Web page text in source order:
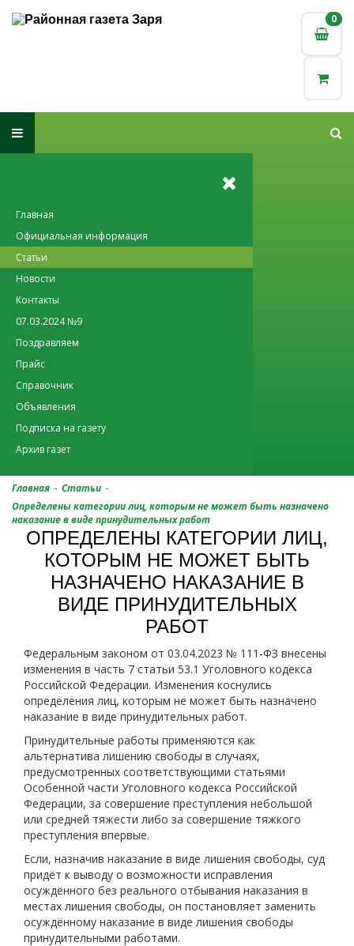
0
0
Главная
Официальная информация
Статьи
Новости
Контакты
07.03.2024 №9
Поздравляем
Прайс
Справочник
Объявления
Подписка на газету
Архив газет
Главная - Статьи -
Определены категории лиц, которым не может быть назначено
наказание в виде принудительных работ
ОПРЕДЕЛЕНЫ КАТЕГОРИИ ЛИЦ,
КОТОРЫМ НЕ МОЖЕТ БЫТЬ
НАЗНАЧЕНО НАКАЗАНИЕ В
ВИДЕ ПРИНУДИТЕЛЬНЫХ
РАБОТ
Федеральным законом от 03.04.2023 № 111-ФЗ внесены
изменения в часть 7 статьи 53.1 Уголовного кодекса
Российской Федерации. Изменения коснулись
определения лиц, которым не может быть назначено
наказание в виде принудительных работ.
Принудительные работы применяются как
альтернатива лишению свободы в случаях,
предусмотренных соответствующими статьями
Особенной части Уголовного кодекса Российской
Федерации, за совершение преступления небольшой
или средней тяжести либо за совершение тяжкого
преступления впервые.
Если, назначив наказание в виде лишения свободы, суд
придёт к выводу о возможности исправления
осуждённого без реального отбывания наказания в
местах лишения свободы, он постановляет заменить
осуждённому наказание в виде лишения свободы
принудительными работами.